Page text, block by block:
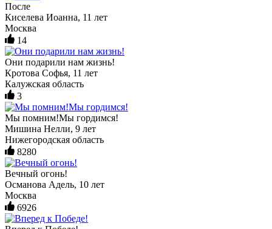
После
Киселева Иоанна, 11 лет
Москва
14
Они подарили нам жизнь!
Кротова Софья, 11 лет
Калужская область
3
Мы помним!Мы гордимся!
Мишина Нелли, 9 лет
Нижегородская область
8280
Вечный огонь!
Османова Адель, 10 лет
Москва
6926